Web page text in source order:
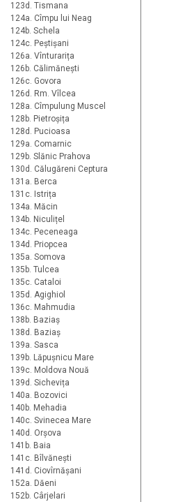
123d. Tismana
124a. Cîmpu lui Neag
124b. Schela
124c. Peștișani
126a. Vînturarița
126b. Călimănești
126c. Govora
126d. Rm. Vîlcea
128a. Cîmpulung Muscel
128b. Pietroșița
128d. Pucioasa
129a. Comarnic
129b. Slănic Prahova
130d. Călugăreni Ceptura
131a. Berca
131c. Istrița
134a. Măcin
134b. Niculițel
134c. Peceneaga
134d. Priopcea
135a. Somova
135b. Tulcea
135c. Cataloi
135d. Agighiol
136c. Mahmudia
138b. Baziaș
138d. Baziaș
139a. Sasca
139b. Lăpușnicu Mare
139c. Moldova Nouă
139d. Sichevița
140a. Bozovici
140b. Mehadia
140c. Svinecea Mare
140d. Orșova
141b. Baia
141c. Bîlvănești
141d. Ciovîrnășani
152a. Dăeni
152b. Cârjelari